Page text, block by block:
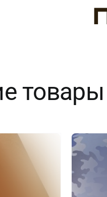
товары